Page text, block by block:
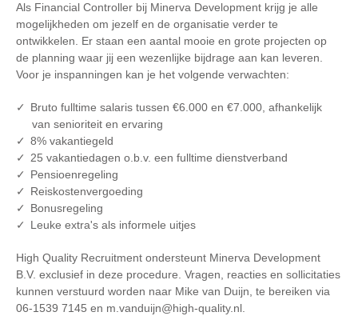
Als Financial Controller bij Minerva Development krijg je alle
mogelijkheden om jezelf en de organisatie verder te
ontwikkelen. Er staan een aantal mooie en grote projecten op
de planning waar jij een wezenlijke bijdrage aan kan leveren.
Voor je inspanningen kan je het volgende verwachten:
Bruto fulltime salaris tussen €6.000 en €7.000, afhankelijk
van senioriteit en ervaring
8% vakantiegeld
25 vakantiedagen o.b.v. een fulltime dienstverband
Pensioenregeling
Reiskostenvergoeding
Bonusregeling
Leuke extra's als informele uitjes
High Quality Recruitment ondersteunt Minerva Development
B.V. exclusief in deze procedure. Vragen, reacties en sollicitaties
kunnen verstuurd worden naar Mike van Duijn, te bereiken via
06-1539 7145 en m.vanduijn@high-quality.nl.